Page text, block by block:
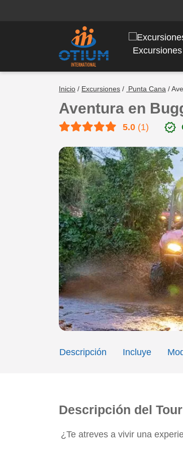
Excursiones
Inicio / Excursiones / Punta Cana /
Aventura en
5.0 (1) verified
Descripción Incluye
Descripción del Tour
¿Te atreves a vivir una